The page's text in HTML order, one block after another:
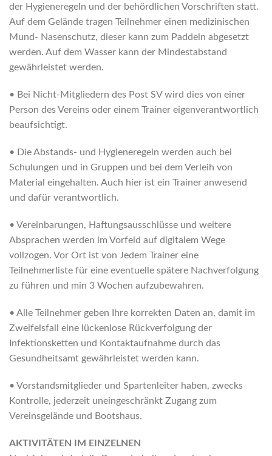
der Hygieneregeln und der behördlichen Vorschriften statt.
Auf dem Gelände tragen Teilnehmer einen medizinischen
Mund- Nasenschutz, dieser kann zum Paddeln abgesetzt
werden. Auf dem Wasser kann der Mindestabstand
gewährleistet werden.
• Bei Nicht-Mitgliedern des Post SV wird dies von einer
Person des Vereins oder einem Trainer eigenverantwortlich
beaufsichtigt.
• Die Abstands- und Hygieneregeln werden auch bei
Schulungen und in Gruppen und bei dem Verleih von
Material eingehalten. Auch hier ist ein Trainer anwesend
und dafür verantwortlich.
• Vereinbarungen, Haftungsausschlüsse und weitere
Absprachen werden im Vorfeld auf digitalem Wege
vollzogen. Vor Ort ist von Jedem Trainer eine
Teilnehmerliste für eine eventuelle spätere Nachverfolgung
zu führen und min 3 Wochen aufzubewahren.
• Alle Teilnehmer geben Ihre korrekten Daten an, damit im
Zweifelsfall eine lückenlose Rückverfolgung der
Infektionsketten und Kontaktaufnahme durch das
Gesundheitsamt gewährleistet werden kann.
• Vorstandsmitglieder und Spartenleiter haben, zwecks
Kontrolle, jederzeit uneingeschränkt Zugang zum
Vereinsgelände und Bootshaus.
AKTIVITÄTEN IM EINZELNEN